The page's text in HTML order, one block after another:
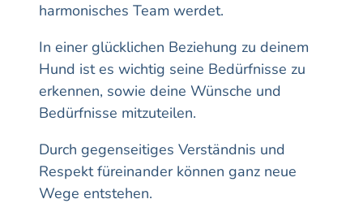
harmonisches Team werdet.
In einer glücklichen Beziehung zu deinem
Hund ist es wichtig seine Bedürfnisse zu
erkennen, sowie deine Wünsche und
Bedürfnisse mitzuteilen.
Durch gegenseitiges Verständnis und
Respekt füreinander können ganz neue
Wege entstehen.